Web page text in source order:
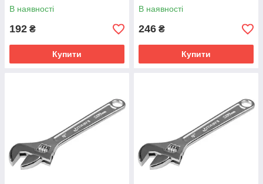
В наявності
192 ₴
Купити
В наявності
246 ₴
Купити